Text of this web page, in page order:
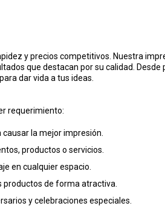
y precios competitivos. Nuestra
que destacan por su calidad. Desde
dar vida a tus ideas.
requerimiento:
la mejor impresión.
productos o servicios.
en cualquier espacio.
de forma atractiva.
y celebraciones especiales.